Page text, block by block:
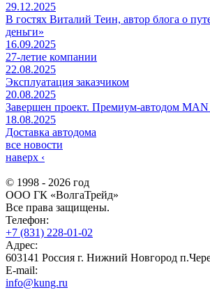
29.12.2025
В гостях Виталий Теин, автор блога о
деньги»
16.09.2025
27-летие компании
22.08.2025
Эксплуатация заказчиком
20.08.2025
Завершен проект. Премиум-автодом
18.08.2025
Доставка автодома
все новости
наверх ‹
© 1998 - 2026 год
ООО ГК «ВолгаТрейд»
Все права защищены.
Телефон:
+7 (831) 228-01-02
Адрес:
603141 Россия г. Нижний Новгород
E-mail:
info@kung.ru